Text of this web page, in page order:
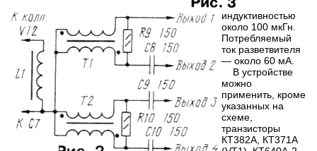
индуктивностью
около 100 мкГн.
Потребляемый
ток разветвителя
— около 60 мА.
В устройстве
можно
применить, кроме
указанных на
схеме,
транзисторы
КТ382А, КТ371А